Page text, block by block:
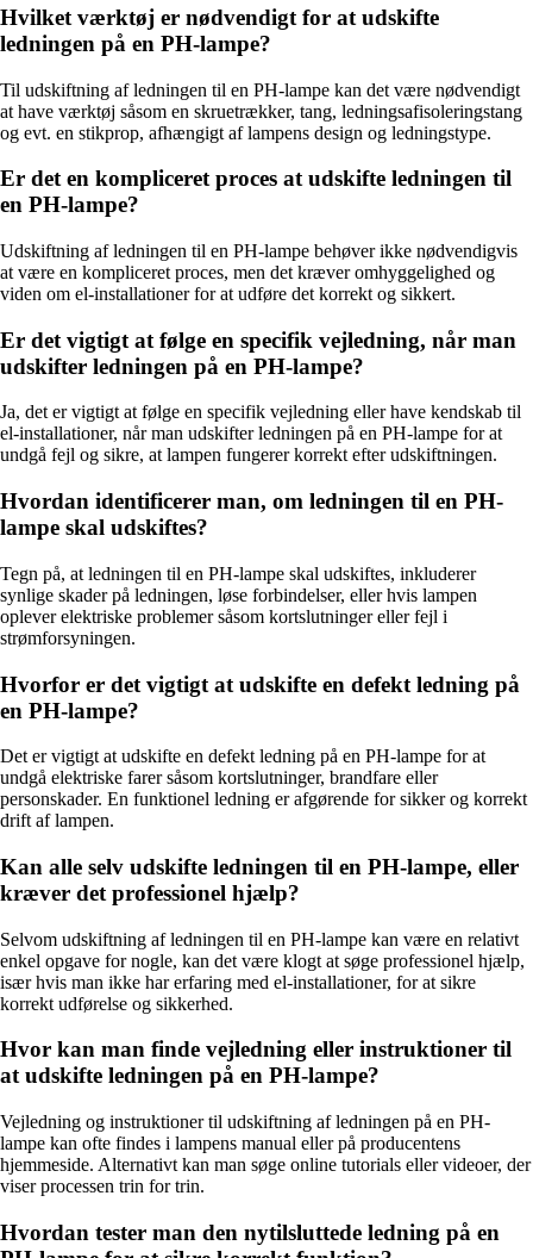
Hvilket værktøj er nødvendigt for at udskifte
ledningen på en PH-lampe?
Til udskiftning af ledningen til en PH-lampe kan det være nødvendigt
at have værktøj såsom en skruetrækker, tang, ledningsafisoleringstang
og evt. en stikprop, afhængigt af lampens design og ledningstype.
Er det en kompliceret proces at udskifte ledningen til
en PH-lampe?
Udskiftning af ledningen til en PH-lampe behøver ikke nødvendigvis
at være en kompliceret proces, men det kræver omhyggelighed og
viden om el-installationer for at udføre det korrekt og sikkert.
Er det vigtigt at følge en specifik vejledning, når man
udskifter ledningen på en PH-lampe?
Ja, det er vigtigt at følge en specifik vejledning eller have kendskab til
el-installationer, når man udskifter ledningen på en PH-lampe for at
undgå fejl og sikre, at lampen fungerer korrekt efter udskiftningen.
Hvordan identificerer man, om ledningen til en PH-
lampe skal udskiftes?
Tegn på, at ledningen til en PH-lampe skal udskiftes, inkluderer
synlige skader på ledningen, løse forbindelser, eller hvis lampen
oplever elektriske problemer såsom kortslutninger eller fejl i
strømforsyningen.
Hvorfor er det vigtigt at udskifte en defekt ledning på
en PH-lampe?
Det er vigtigt at udskifte en defekt ledning på en PH-lampe for at
undgå elektriske farer såsom kortslutninger, brandfare eller
personskader. En funktionel ledning er afgørende for sikker og korrekt
drift af lampen.
Kan alle selv udskifte ledningen til en PH-lampe, eller
kræver det professionel hjælp?
Selvom udskiftning af ledningen til en PH-lampe kan være en relativt
enkel opgave for nogle, kan det være klogt at søge professionel hjælp,
især hvis man ikke har erfaring med el-installationer, for at sikre
korrekt udførelse og sikkerhed.
Hvor kan man finde vejledning eller instruktioner til
at udskifte ledningen på en PH-lampe?
Vejledning og instruktioner til udskiftning af ledningen på en PH-
lampe kan ofte findes i lampens manual eller på producentens
hjemmeside. Alternativt kan man søge online tutorials eller videoer, der
viser processen trin for trin.
Hvordan tester man den nytilsluttede ledning på en